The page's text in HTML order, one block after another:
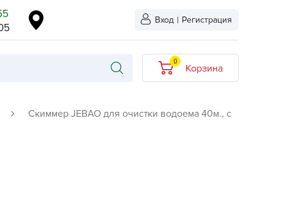
Вход | Регистрация
0
Корзина
товаров
Скиммер JEBAO для очистки водоема 40м., с